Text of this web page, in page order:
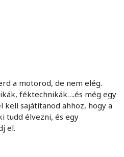
a motorod, de nem elég.
féktechnikák….és még egy
kell sajátítanod ahhoz, hogy a
tudd élvezni, és egy
el.